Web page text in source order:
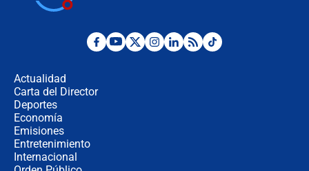
"No hubo fraude ni posibilidad de
Actualidad
Carta del Director
Deportes
Economía
Emisiones
Entretenimiento
Internacional